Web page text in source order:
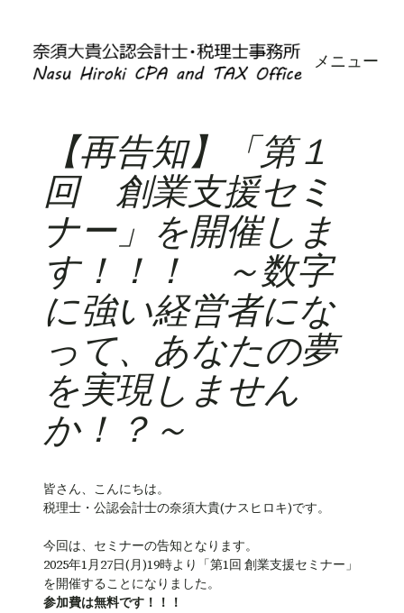
メニュー
【再告知】「第１
回 創業支援セミ
ナー」を開催しま
す！！！ ～数字
に強い経営者にな
って、あなたの夢
を実現しません
か！？～
皆さん、こんにちは。
税理士・公認会計士の奈須大貴(ナスヒロキ)です。
今回は、セミナーの告知となります。
2025年1月27日(月)19時より「第1回 創業支援セミナー」
を開催することになりました。
参加費は無料です！！！